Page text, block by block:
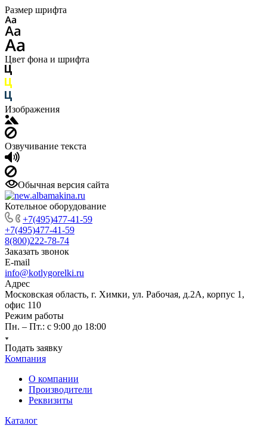
Размер шрифта
Цвет фона и шрифта
Изображения
Озвучивание текста
Обычная версия сайта
Котельное оборудование
+7(495)477-41-59
+7(495)477-41-59
8(800)222-78-74
Заказать звонок
E-mail
info@kotlygorelki.ru
Адрес
Московская область, г. Химки, ул. Рабочая, д.2А, корпус 1,
офис 110
Режим работы
Пн. – Пт.: с 9:00 до 18:00
Подать заявку
Компания
О компании
Производители
Реквизиты
Каталог